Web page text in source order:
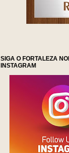
SIGA O FORTALEZA
INSTAGRAM